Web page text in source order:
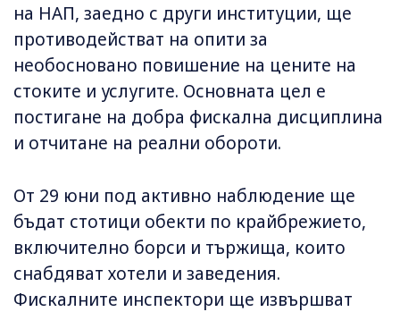
на НАП, заедно с други институции, ще
противодействат на опити за
необосновано повишение на цените на
стоките и услугите. Основната цел е
постигане на добра фискална дисциплина
и отчитане на реални обороти.
От 29 юни под активно наблюдение ще
бъдат стотици обекти по крайбрежието,
включително борси и тържища, които
снабдяват хотели и заведения.
Фискалните инспектори ще извършват